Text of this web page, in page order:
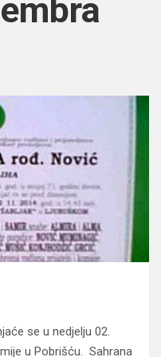
se u nedjelju 02.
u Pobrišću. Sahrana